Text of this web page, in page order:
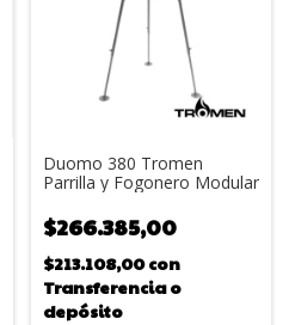
Duomo 380 Tromen
Parrilla y Fogonero Modular
$266.385,00
$213.108,00con
Transferencia o
depósito